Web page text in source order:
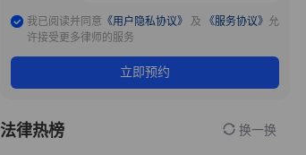
我已阅读并同意 《用户隐私协议》 及 《服务协议》 允
许接受更多律师的服务
立即预约
法律热榜 换一换